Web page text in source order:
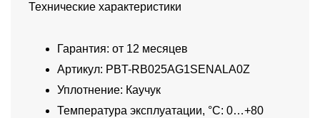
Технические характеристики
Гарантия: от 12 месяцев
Артикул: PBT-RB025AG1SENALA0Z
Уплотнение: Каучук
Температура эксплуатации, °C: 0…+80